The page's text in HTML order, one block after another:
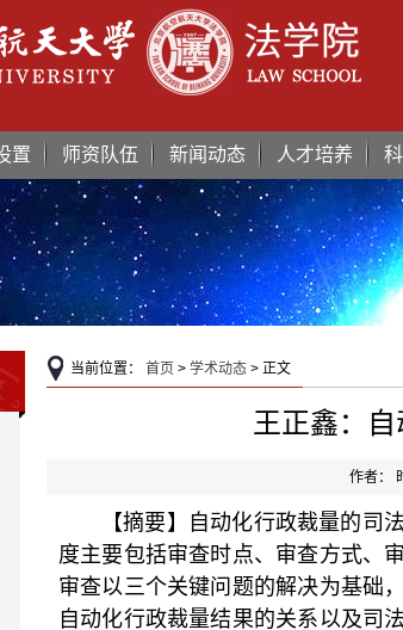
置 师资队伍 新闻动态 人才培养
当前位置： 首页 > 学术动态 > 正文
王正鑫：
作者：
【摘要 】
自动化行政裁量的司
度主要包括审查时点、审查方式、
审查以三个关键问题的解决为基础
自动化行政裁量结果的关系以及司